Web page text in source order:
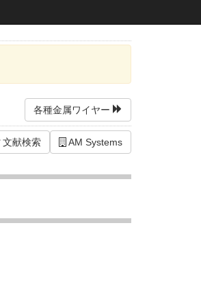
各種金属ワイヤー
AM Systems
文献検索